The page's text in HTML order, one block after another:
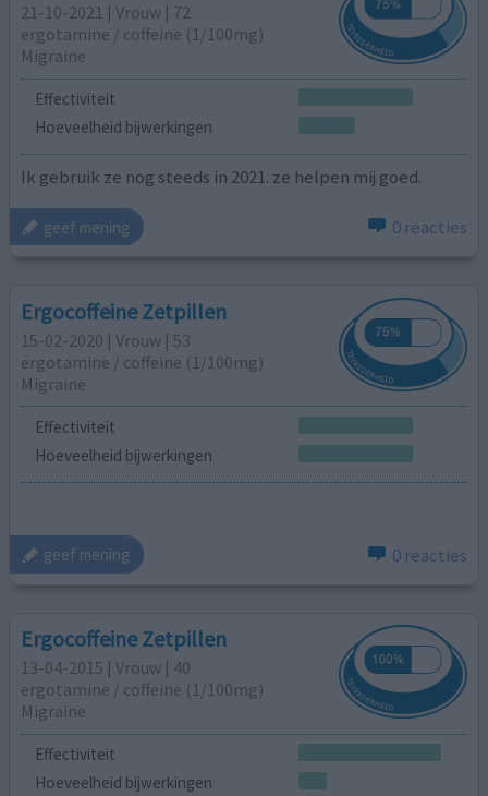
21-10-2021 | Vrouw | 72
ergotamine / coffeine (1/100mg)
Migraine
Effectiviteit
Hoeveelheid bijwerkingen
Ik gebruik ze nog steeds in 2021. ze helpen mij goed.
geef mening 0 reacties
Ergocoffeine Zetpillen
15-02-2020 | Vrouw | 53
ergotamine / coffeine (1/100mg)
Migraine
Effectiviteit
Hoeveelheid bijwerkingen
geef mening 0 reacties
Ergocoffeine Zetpillen
13-04-2015 | Vrouw | 40
ergotamine / coffeine (1/100mg)
Migraine
Effectiviteit
Hoeveelheid bijwerkingen